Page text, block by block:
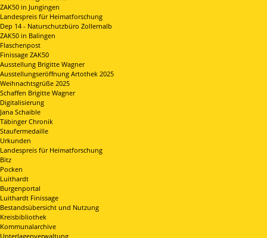
ZAK50 in Jungingen
Landespreis für Heimatforschung
Dep 14 - Naturschutzbüro Zollernalb
ZAK50 in Balingen
Flaschenpost
Finissage ZAK50
Ausstellung Brigitte Wagner
Ausstellungseröffnung Artothek 2025
Weihnachtsgrüße 2025
Schaffen Brigitte Wagner
Digitalisierung
Jana Schaible
Täbinger Chronik
Staufermedaille
Urkunden
Landespreis für Heimatforschung
Bitz
Pocken
Luithardt
Burgenportal
Luithardt Finissage
Bestandsübersicht und Nutzung
Kreisbibliothek
Kommunalarchive
Unterlagenverwaltung